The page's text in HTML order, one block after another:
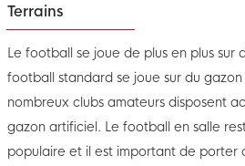
Terrains
Le football se joue de plus en plus sur
football standard se joue sur du
nombreux clubs amateurs disposent
gazon artificiel. Le football en salle
populaire et il est important de porter